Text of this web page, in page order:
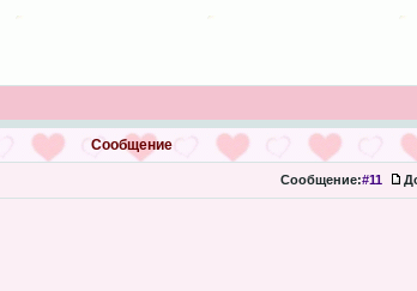
Сообщение
Сообщение:#11